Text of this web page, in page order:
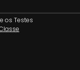
os Testes